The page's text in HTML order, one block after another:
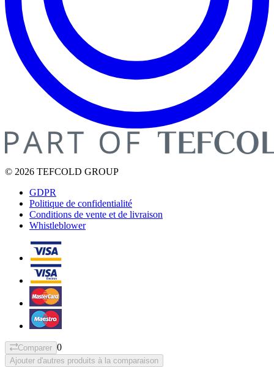
© 2026 TEFCOLD GROUP
GDPR
Politique de confidentialité
Conditions de vente et de livraison
Whistleblower
Comparer 0
Ajouter d'autres produits à la comparaison